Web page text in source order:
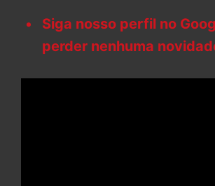
Siga nosso perfil no
perder nenhuma